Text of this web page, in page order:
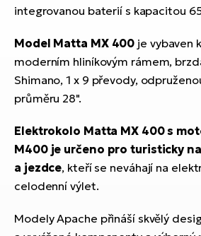
integrovanou baterií s kapacitou
Model Matta MX 400 je vybaven
moderním hliníkovým rámem,
Shimano, 1 x 9 převody,
průměru 28".
Elektrokolo Matta MX 400 s
M400je určeno pro turisticky
a jezdce, kteří se neváhají na
celodenní výlet.
Modely Apache přináší skvělý